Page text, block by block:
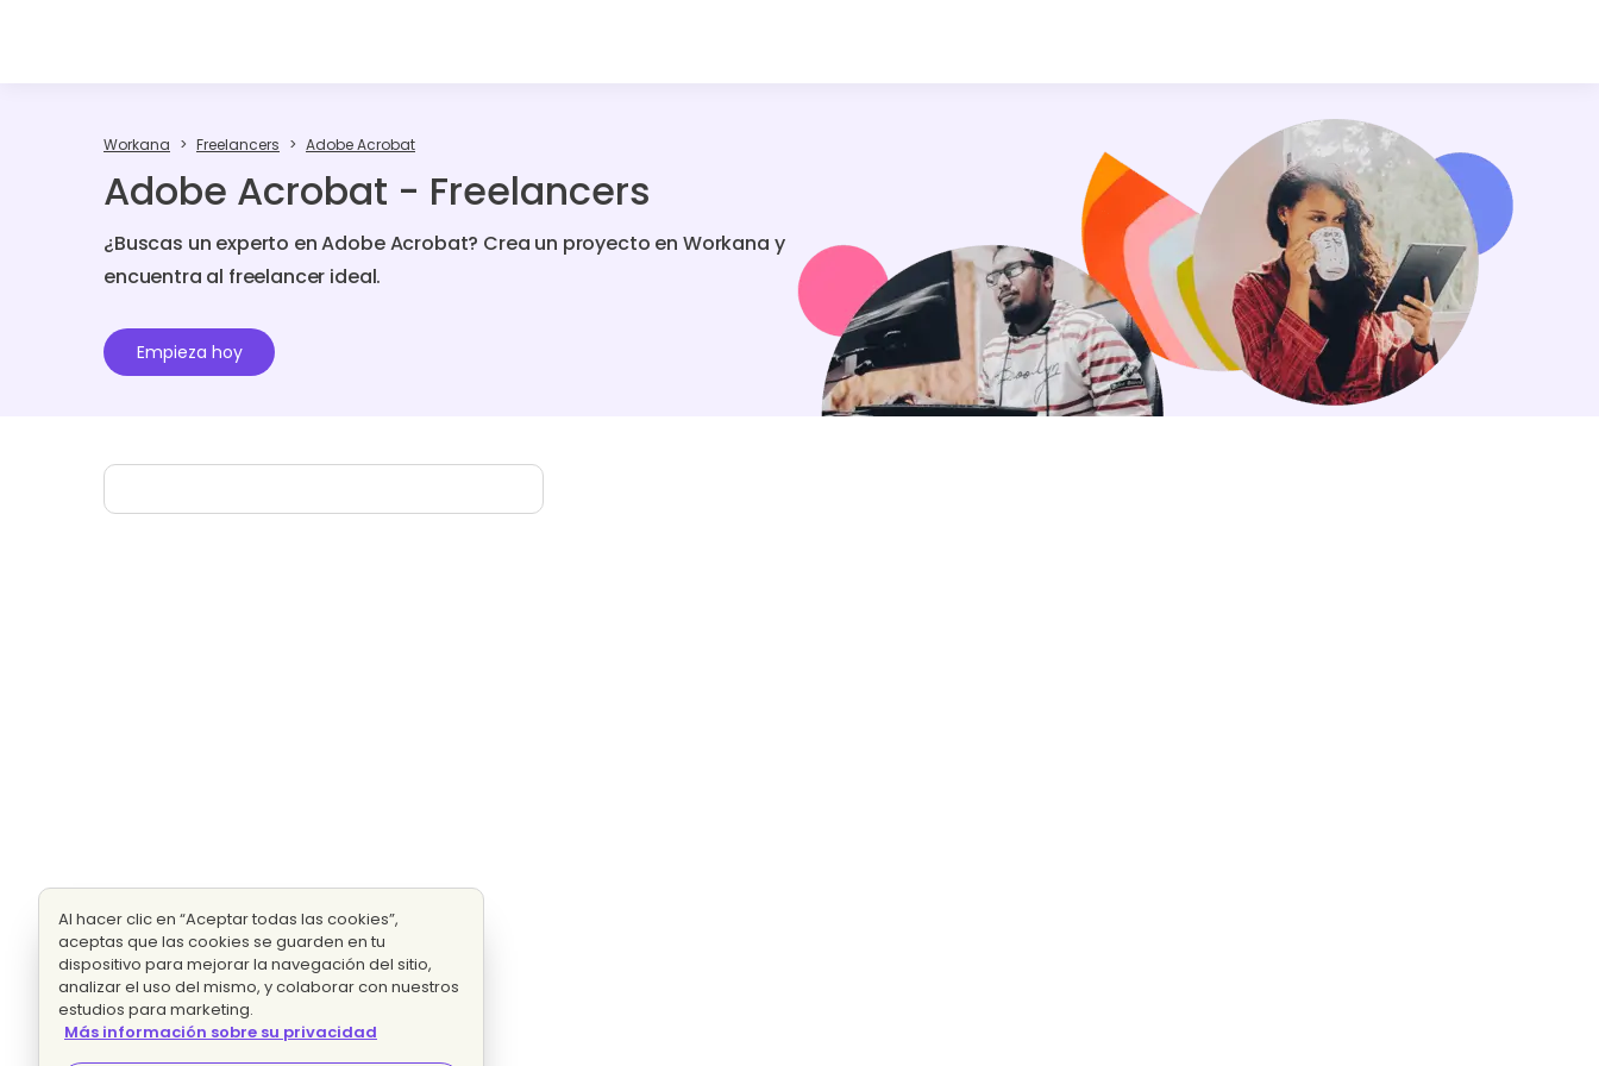
Workana Freelancers Adobe Acrobat
Adobe Acrobat - Freelancers
¿Buscas un experto en Adobe Acrobat? Crea un proyecto en Workana y
encuentra al freelancer ideal.
Empieza hoy
Al hacer clic en “Aceptar todas las cookies”,
aceptas que las cookies se guarden en tu
dispositivo para mejorar la navegación del sitio,
analizar el uso del mismo, y colaborar con nuestros
estudios para marketing.
Más información sobre su privacidad